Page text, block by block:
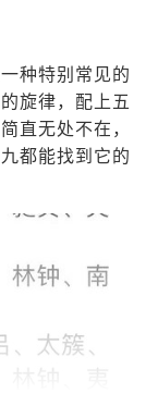
种特别常见的
旋律，配上五
直无处不在，
都能找到它的